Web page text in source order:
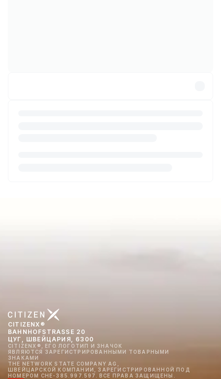
CITIZENX®
BAHNHOFSTRASSE 20
ЦУГ, ШВЕЙЦАРИЯ, 6300
CITIZENX®, ЕГО ЛОГОТИП И ЗНАЧОК
ЯВЛЯЮТСЯ ЗАРЕГИСТРИРОВАННЫМИ ТОВАРНЫМИ
ЗНАКАМИ
THE NETWORK STATE COMPANY AG,
ШВЕЙЦАРСКОЙ КОМПАНИИ, ЗАРЕГИСТРИРОВАННОЙ ПОД
НОМЕРОМ CHE-385.997.597. ВСЕ ПРАВА ЗАЩИЩЕНЫ.